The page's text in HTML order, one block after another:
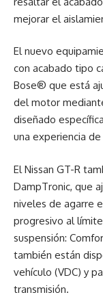
mejorar el
El nuevo
con acabado tipo
Bose® que está
del motor
diseñado
una experiencia
El Nissan GT-R
DampTronic, que
niveles de agarre
progresivo al
suspensión:
también están
vehículo (VDC) y
transmisión.